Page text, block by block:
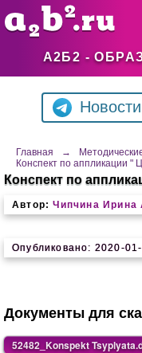
А2Б2 -
Главная →
Конспект по аппликации "
Конспект по
Автор: Чипчина Ирина
Опубликовано: 2020-
Документы для
52482_Konspekt